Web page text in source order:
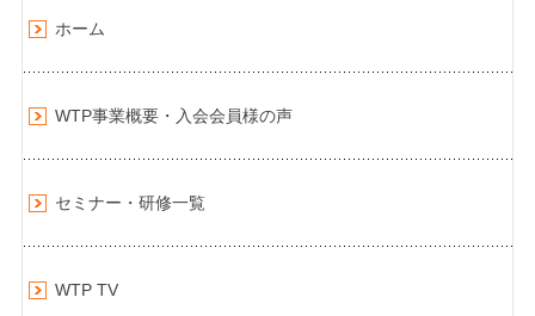
ホーム
WTP事業概要・入会会員様の声
セミナー・研修一覧
WTP TV